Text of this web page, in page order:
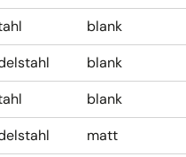
blank
blank
blank
matt